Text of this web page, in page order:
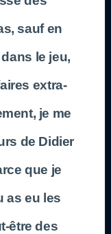
sauf en
le jeu,
extra-
je me
de Didier
que je
as eu les
être des